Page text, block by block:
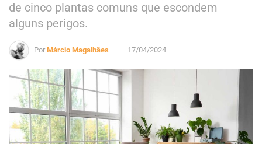
de cinco plantas comuns que escondem
alguns perigos.
Por Márcio Magalhães 17/04/2024